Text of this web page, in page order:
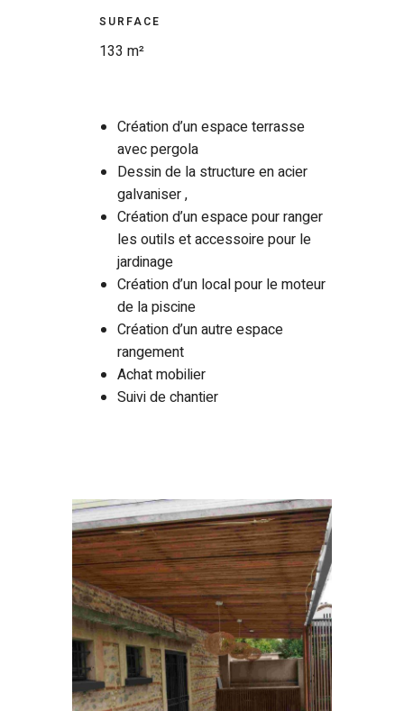
SURFACE
133 m²
Création d’un espace terrasse
avec pergola
Dessin de la structure en acier
galvaniser ,
Création d’un espace pour ranger
les outils et accessoire pour le
jardinage
Création d’un local pour le moteur
de la piscine
Création d’un autre espace
rangement
Achat mobilier
Suivi de chantier